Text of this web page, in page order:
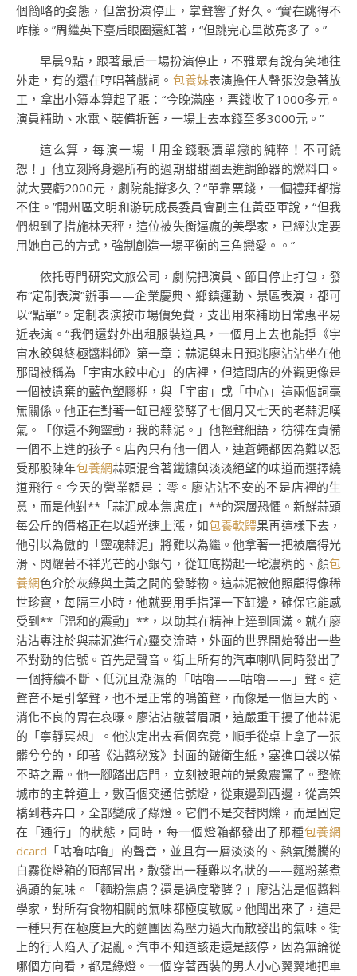
個簡略的姿態，但當扮演停止，掌聲響了好久。“實在跳得不
咋樣。”周繼英下臺后眼圈還紅著，“但跳完心里敞亮多了。”
早晨9點，跟著最后一場扮演停止，不雅眾有說有笑地往
外走，有的還在哼唱著戲詞。 包養妹表演擔任人聲張沒急著放
工，拿出小簿本算起了賬：“今晚滿座，票錢收了1000多元。
演員補助、水電、裝備折舊，一場上去本錢至多3000元。”
這么算，每演一場「用金錢褻瀆單戀的純粹！不可饒
恕！」他立刻將身邊所有的過期甜甜圈丟進調節器的燃料口。
就大要虧2000元，劇院能撐多久？“單靠票錢，一個禮拜都撐
不住。”開州區文明和游玩成長委員會副主任黃亞軍說，“但我
們想到了措施林天秤，這位被失衡逼瘋的美學家，已經決定要
用她自己的方式，強制創造一場平衡的三角戀愛。。”
依托專門研究文旅公司，劇院把演員、節目停止打包，發
布“定制表演”辦事——企業慶典、鄉鎮運動、景區表演，都可
以“點單”。定制表演按市場價免費，支出用來補助日常惠平易
近表演。“我們還對外出租服裝道具，一個月上去也能掙《宇
宙水餃與終極醬料師》第一章：蒜泥與末日預兆廖沾沾坐在他
那間被稱為「宇宙水餃中心」的店裡，但這間店的外觀更像是
一個被遺棄的藍色塑膠棚，與「宇宙」或「中心」這兩個詞毫
無關係。他正在對著一缸已經發酵了七個月又七天的老蒜泥嘆
氣。「你還不夠靈動，我的蒜泥。」他輕聲細語，彷彿在責備
一個不上進的孩子。店內只有他一個人，連蒼蠅都因為難以忍
受那股陳年包養網蒜頭混合著鐵鏽與淡淡絕望的味道而選擇繞
道飛行。今天的營業額是：零。廖沾沾不安的不是店裡的生
意，而是他對**「蒜泥成本焦慮症」**的深層恐懼。新鮮蒜頭
每公斤的價格正在以超光速上漲，如包養軟體果再這樣下去，
他引以為傲的「靈魂蒜泥」將難以為繼。他拿著一把被磨得光
滑、閃耀著不祥光芒的小銀勺，從缸底撈起一坨濃稠的、顏包
養網色介於灰綠與土黃之間的發酵物。這蒜泥被他照顧得像稀
世珍寶，每隔三小時，他就要用手指彈一下缸邊，確保它能感
受到**「溫和的震動」**，以助其在精神上達到圓滿。就在廖
沾沾專注於與蒜泥進行心靈交流時，外面的世界開始發出一些
不對勁的信號。首先是聲音。街上所有的汽車喇叭同時發出了
一個持續不斷、低沉且潮濕的「咕嚕——咕嚕——」聲。這
聲音不是引擎聲，也不是正常的鳴笛聲，而像是一個巨大的、
消化不良的胃在哀嚎。廖沾沾皺著眉頭，這嚴重干擾了他蒜泥
的「寧靜冥想」。他決定出去看個究竟，順手從桌上拿了一張
髒兮兮的，印著《沾醬秘笈》封面的皺衛生紙，塞進口袋以備
不時之需。他一腳踏出店門，立刻被眼前的景象震驚了。整條
城市的主幹道上，數百個交通信號燈，從東邊到西邊，從高架
橋到巷弄口，全部變成了綠燈。它們不是交替閃爍，而是固定
在「通行」的狀態，同時，每一個燈箱都發出了那種包養網
dcard 「咕嚕咕嚕」的聲音，並且有一層淡淡的、熱氣騰騰的
白霧從燈箱的頂部冒出，散發出一種難以名狀的——麵粉蒸煮
過頭的氣味。「麵粉焦慮？還是過度發酵？」廖沾沾是個醬料
學家，對所有食物相關的氣味都極度敏感。他聞出來了，這是
一種只有在極度巨大的麵團因為壓力過大而散發出的氣味。街
上的行人陷入了混亂。汽車不知道該走還是該停，因為無論從
哪個方向看，都是綠燈。一個穿著西裝的男人小心翼翼地把車